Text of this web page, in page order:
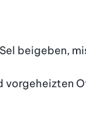
beigeben,